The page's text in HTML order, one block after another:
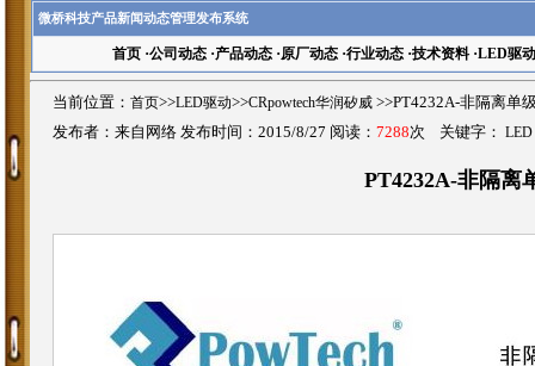
微桥科技产品新闻动态管理发布系统
首页·公司动态·产品动态·原厂动态·行业动态·技术资料·LED驱动
当前位置： 首页>>LED驱动>>CRpowtech华润矽威 >>PT4232A-非隔离单
发布者：来自网络 发布时间：2015/8/27 阅读： 7288次 关键字： LED
PT4232A-非隔离